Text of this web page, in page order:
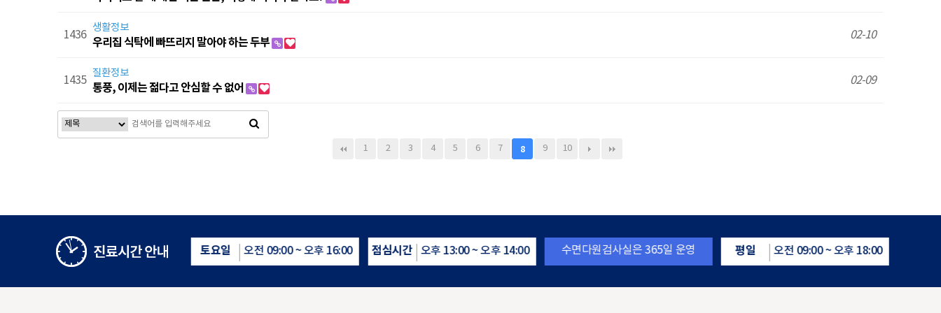
1436
생활정보
우리집 식탁에 빠뜨리지 말아야 하는 두부
02-10
1435
질환정보
통풍, 이제는 젊다고 안심할 수 없어
02-09
1 2 3 4 5 6 7 8 9 10
오전 09:00 ~ 오후 18:00 토요일 오전 09:00 ~ 오후 16:00 점심시간 오후 13:00 ~ 오후 14:00 수면다원검사실은 365일 운영 평일 오전 09:00 ~ 오후 18:00